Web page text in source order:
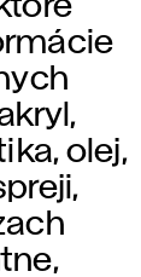
olej,